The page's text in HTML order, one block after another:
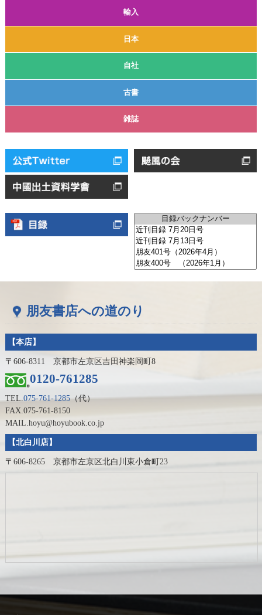
輸入
日本
自社
古書
雑誌
朋友書店への道のり
【本店】
〒606-8311 京都市左京区吉田神楽岡町8
0120-761285
TEL.075-761-1285（代）
FAX.075-761-8150
MAIL.hoyu@hoyubook.co.jp
【北白川店】
〒606-8265 京都市左京区北白川東小倉町23